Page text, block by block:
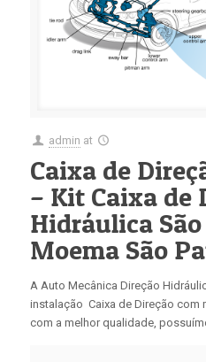
admin at
Caixa de
– Kit Caixa de
Hidráulica
Moema São
A Auto Mecânica Direção
instalação Caixa de Direção com
com a melhor qualidade,